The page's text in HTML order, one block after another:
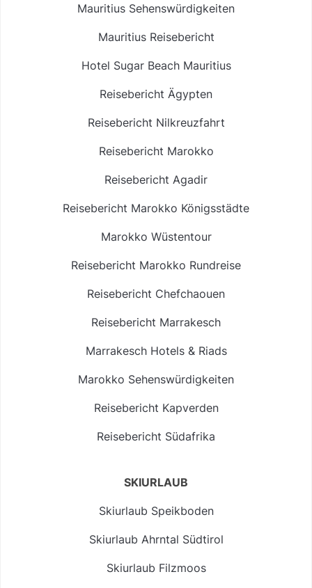
Mauritius Sehenswürdigkeiten
Mauritius Reisebericht
Hotel Sugar Beach Mauritius
Reisebericht Ägypten
Reisebericht Nilkreuzfahrt
Reisebericht Marokko
Reisebericht Agadir
Reisebericht Marokko Königsstädte
Marokko Wüstentour
Reisebericht Marokko Rundreise
Reisebericht Chefchaouen
Reisebericht Marrakesch
Marrakesch Hotels & Riads
Marokko Sehenswürdigkeiten
Reisebericht Kapverden
Reisebericht Südafrika
SKIURLAUB
Skiurlaub Speikboden
Skiurlaub Ahrntal Südtirol
Skiurlaub Filzmoos